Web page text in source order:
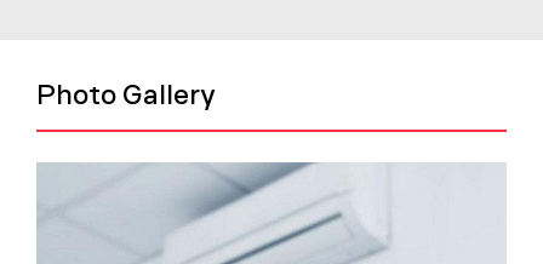
Photo Gallery